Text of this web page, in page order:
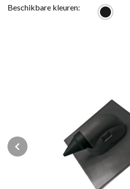
Beschikbare kleuren:
Previous